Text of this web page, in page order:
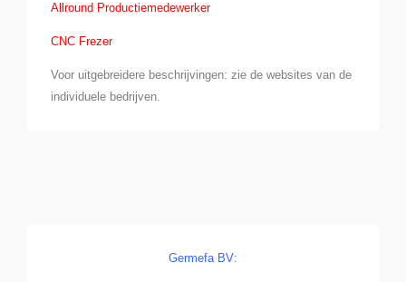
Allround Productiemedewerker
CNC Frezer
Voor uitgebreidere beschrijvingen: zie de websites van de
individuele bedrijven.
Germefa BV: